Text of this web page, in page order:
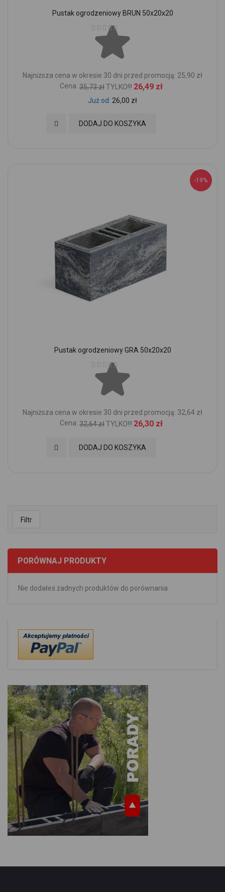
Pustak ogrodzeniowy BRUN 50x20x20
Ocena:
Najniższa cena w okresie 30 dni przed promocją: 25,90 zł
Cena: 35,73 złTYLKO!!! 26,49 zł
Już od 26,00 zł
DODAJ DO KOSZYKA
Dodaj do Ulubionych
-19%
Pustak ogrodzeniowy GRA 50x20x20
Ocena:
Najniższa cena w okresie 30 dni przed promocją: 32,64 zł
Cena: 32,64 złTYLKO!!! 26,30 zł
DODAJ DO KOSZYKA
Dodaj do Ulubionych
Filtr
PORÓWNAJ PRODUKTY
Nie dodałeś żadnych produktów do porównania.